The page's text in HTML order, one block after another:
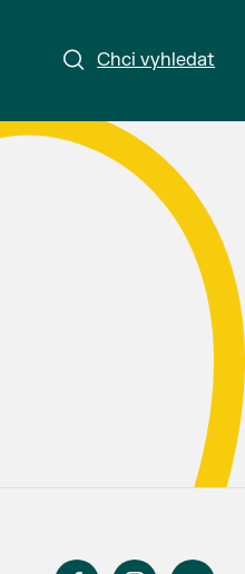
Chci vyhledat